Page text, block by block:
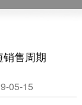
售周期
05-15